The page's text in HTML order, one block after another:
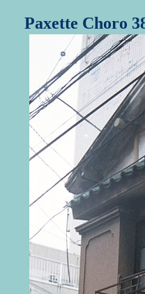
Paxette Choro